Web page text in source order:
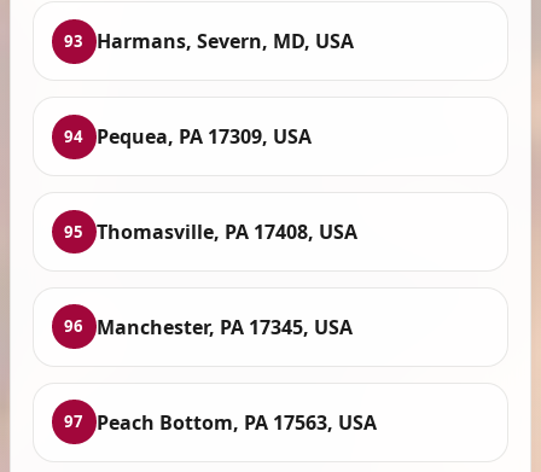
93 Harmans, Severn, MD, USA
94 Pequea, PA 17309, USA
95 Thomasville, PA 17408, USA
96 Manchester, PA 17345, USA
97 Peach Bottom, PA 17563, USA